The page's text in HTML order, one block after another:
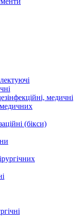
медичні
(бікси)